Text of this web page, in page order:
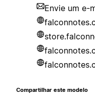
Envie um e-
Compartilhar este modelo